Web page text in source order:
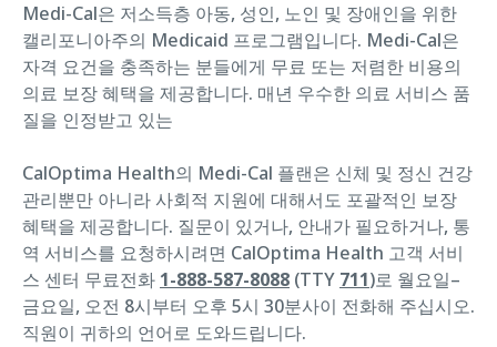
Medi-Cal은 저소득층 아동, 성인, 노인 및 장애인을 위한
캘리포니아주의 Medicaid 프로그램입니다. Medi-Cal은
자격 요건을 충족하는 분들에게 무료 또는 저렴한 비용의
의료 보장 혜택을 제공합니다. 매년 우수한 의료 서비스 품
질을 인정받고 있는
CalOptima Health의 Medi-Cal 플랜은 신체 및 정신 건강
관리뿐만 아니라 사회적 지원에 대해서도 포괄적인 보장
혜택을 제공합니다. 질문이 있거나, 안내가 필요하거나, 통
역 서비스를 요청하시려면 CalOptima Health 고객 서비
스 센터 무료전화 1-888-587-8088 (TTY 711)로 월요일–
금요일, 오전 8시부터 오후 5시 30분사이 전화해 주십시오.
직원이 귀하의 언어로 도와드립니다.